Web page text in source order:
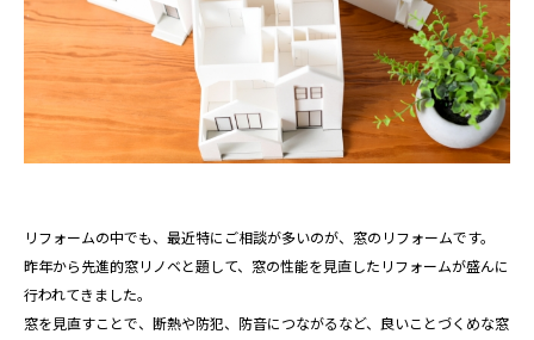
リフォームの中でも、最近特にご相談が多いのが、窓のリフォームです。
昨年から先進的窓リノベと題して、窓の性能を見直したリフォームが盛んに
行われてきました。
窓を見直すことで、断熱や防犯、防音につながるなど、良いことづくめな窓